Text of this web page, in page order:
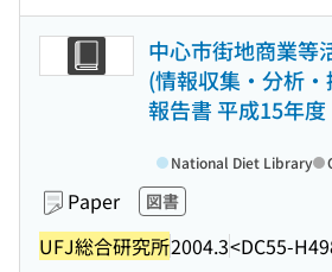
中心市街地商業等
(情報収集・分析
報告書 平成15年度
Paper 図書
UFJ総合研究所2004.3<DC55-
National Diet Library